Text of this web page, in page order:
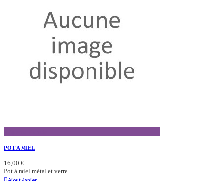
POT A MIEL
16,00 €
Pot à miel métal et verre